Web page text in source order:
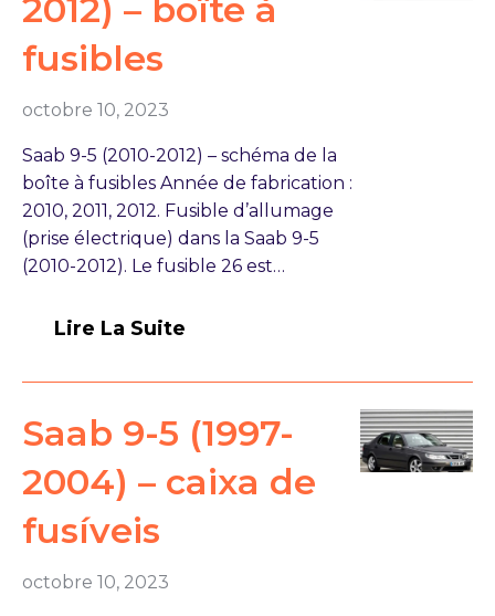
2012) – boîte à
fusibles
octobre 10, 2023
Saab 9-5 (2010-2012) – schéma de la
boîte à fusibles Année de fabrication :
2010, 2011, 2012. Fusible d’allumage
(prise électrique) dans la Saab 9-5
(2010-2012). Le fusible 26 est…
Lire La Suite
Saab 9-5 (1997-
2004) – caixa de
fusíveis
octobre 10, 2023